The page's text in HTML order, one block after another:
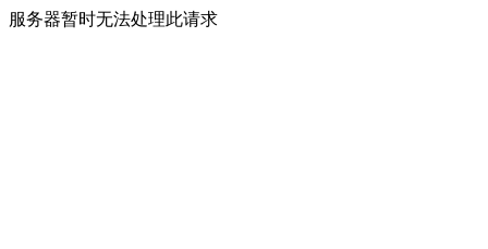
服务器暂时无法处理此请求